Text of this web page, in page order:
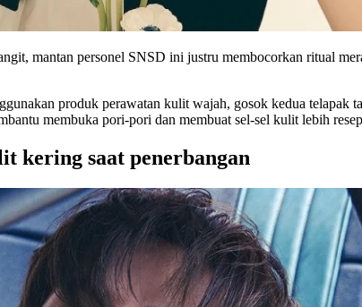
mantan personel SNSD ini justru membocorkan ritual
produk perawatan kulit wajah, gosok kedua
membuka pori-pori dan membuat sel-sel kulit lebih
kering saat penerbangan